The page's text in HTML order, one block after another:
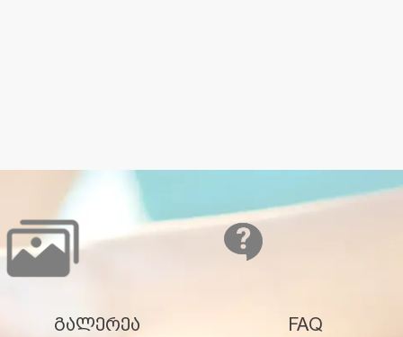
გალერეა FAQ